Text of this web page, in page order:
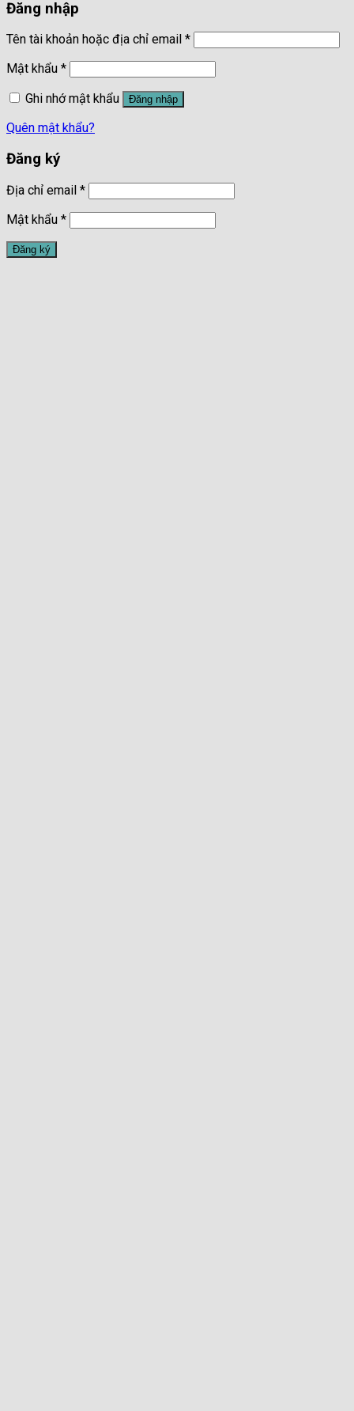
Đăng nhập
Tên tài khoản hoặc địa chỉ email *
Mật khẩu *
Ghi nhớ mật khẩu
Đăng nhập
Quên mật khẩu?
Đăng ký
Địa chỉ email *
Mật khẩu *
Đăng ký